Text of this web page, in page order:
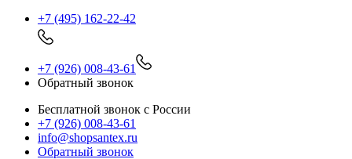
+7 (495) 162-22-42
+7 (926) 008-43-61
Обратный звонок
Бесплатной звонок с России
+7 (926) 008-43-61
info@shopsantex.ru
Обратный звонок